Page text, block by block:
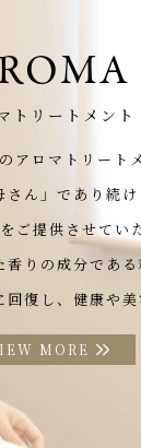
トリートメント
アロマトリート
ん」 であり続
ご提供させてい
香りの成分である
復し、 健康や
MORE